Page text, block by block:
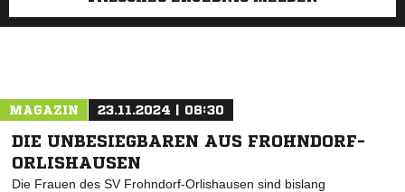
MAGAZIN 23.11.2024 | 08:30
DIE UNBESIEGBAREN AUS FROHNDORF-
ORLISHAUSEN
Die Frauen des SV Frohndorf-Orlishausen sind bislang